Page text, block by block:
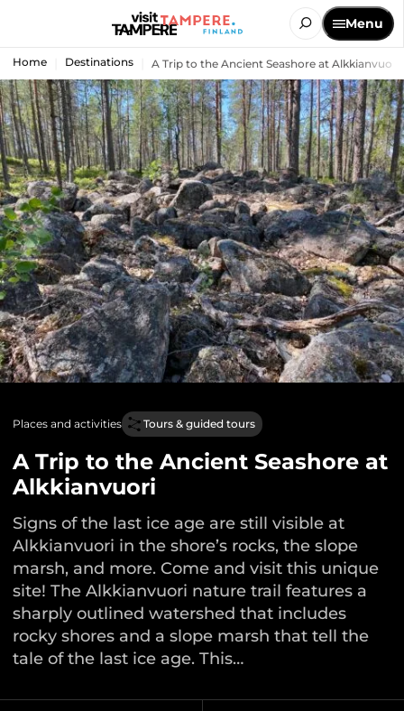
Menu
Home Destinations A Trip to the Ancient Seashore at Alkkianvuori
Places and activities Tours & guided tours
A Trip to the Ancient Seashore at
Alkkianvuori
Signs of the last ice age are still visible at
Alkkianvuori in the shore’s rocks, the slope
marsh, and more. Come and visit this unique
site! The Alkkianvuori nature trail features a
sharply outlined watershed that includes
rocky shores and a slope marsh that tell the
tale of the last ice age. This…